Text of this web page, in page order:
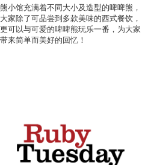
熊小馆充满着不同大小及造型的啤啤熊，
大家除了可品尝到多款美味的西式餐饮，
更可以与可爱的啤啤熊玩乐一番，为大家
带来简单而美好的回忆！